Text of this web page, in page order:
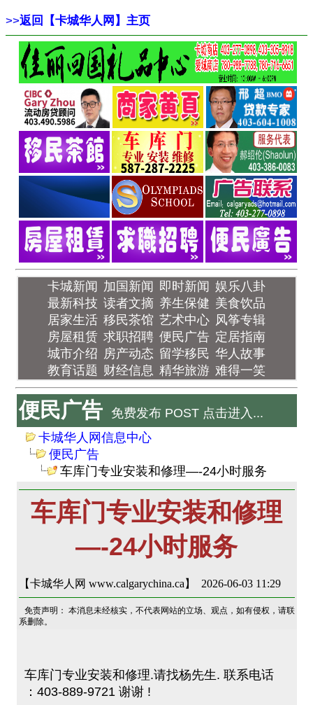
>>返回【卡城华人网】主页
卡城新闻 加国新闻 即时新闻 娱乐八卦
最新科技 读者文摘 养生保健 美食饮品
居家生活 移民茶馆 艺术中心 风筝专辑
房屋租赁 求职招聘 便民广告 定居指南
城市介绍 房产动态 留学移民 华人故事
教育话题 财经信息 精华旅游 难得一笑
便民广告
免费发布 POST 点击进入...
卡城华人网信息中心
便民广告
车库门专业安装和修理—-24小时服务
车库门专业安装和修理
—-24小时服务
【卡城华人网 www.calgarychina.ca】 2026-06-03 11:29
免责声明： 本消息未经核实，不代表网站的立场、观点，如有侵权，请联
系删除。
车库门专业安装和修理.请找杨先生. 联系电话
：403-889-9721 谢谢 !